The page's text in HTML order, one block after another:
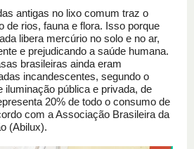
antigas no lixo comum traz o
de rios, fauna e flora. Isso porque
libera mercúrio no solo e no ar,
e prejudicando a saúde humana.
brasileiras ainda eram
incandescentes, segundo o
iluminação pública e privada, de
20% de todo o consumo de
com a Associação Brasileira da
(Abilux).